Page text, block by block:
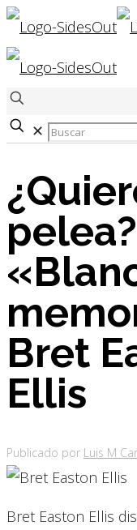
✕
Bret
Ellis
Publicado por Luis M
Bret Easton Ellis